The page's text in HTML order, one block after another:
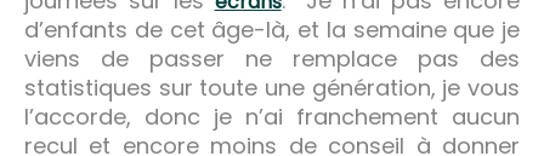
d’enfants de cet âge-là, et la semaine que je
viens de passer ne remplace pas des
statistiques sur toute une génération, je vous
l’accorde, donc je n’ai franchement aucun
recul et encore moins de conseil à donner